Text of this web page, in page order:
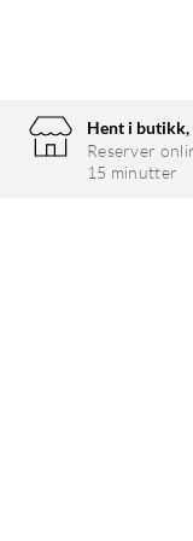
Hent i butikk,
Reserver
15 minutter